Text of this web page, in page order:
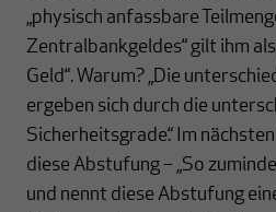
„physisch anfassbare
Zentralbankgeldes“ gilt ihm
Geld“. Warum? „Die
ergeben sich durch die
Sicherheitsgrade.“ Im
diese Abstufung – „So
und nennt diese Abstufung